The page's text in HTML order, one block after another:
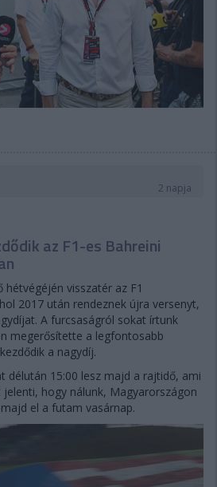
2 napja
az F1-es Bahreini
visszatér az F1
2017 után rendeznek újra versenyt,
A furcsaságról sokat írtunk
megerősítette a legfontosabb
a nagydíj.
délután 15:00 lesz majd a rajtidő, ami
hogy nálunk, Magyarországon
el a futam vasárnap.